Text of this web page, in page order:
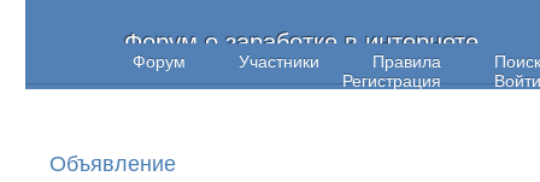
Форум о заработке в интернете
Форум Участники Правила
Поиск
Регистрация
Войти
Объявление